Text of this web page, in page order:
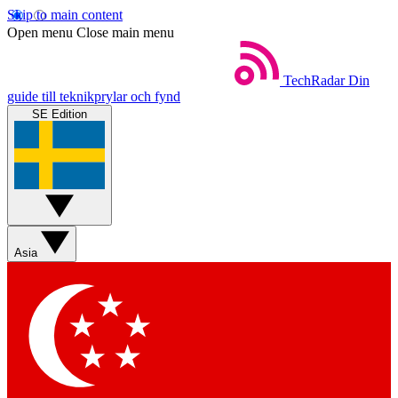
Skip to main content
Open menu Close main menu
TechRadar Din
guide till teknikprylar och fynd
SE Edition
Asia